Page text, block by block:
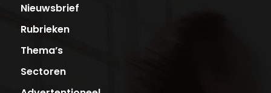
Nieuwsbrief
Rubrieken
Thema’s
Sectoren